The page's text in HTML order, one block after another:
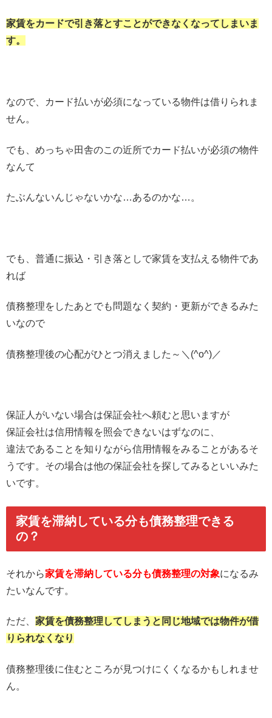
家賃をカードで引き落とすことができなくなってしまいま
す。
なので、カード払いが必須になっている物件は借りられま
せん。
でも、めっちゃ田舎のこの近所でカード払いが必須の物件
なんて
たぶんないんじゃないかな…あるのかな…。
でも、普通に振込・引き落としで家賃を支払える物件であ
れば
債務整理をしたあとでも問題なく契約・更新ができるみた
いなので
債務整理後の心配がひとつ消えました～＼(^o^)／
保証人がいない場合は保証会社へ頼むと思いますが
保証会社は信用情報を照会できないはずなのに、
違法であることを知りながら信用情報をみることがあるそ
うです。その場合は他の保証会社を探してみるといいみた
いです。
家賃を滞納している分も債務整理できる
の？
それから家賃を滞納している分も債務整理の対象になるみ
たいなんです。
ただ、 家賃を債務整理してしまうと同じ地域では物件が借
りられなくなり
債務整理後に住むところが見つけにくくなるかもしれませ
ん。